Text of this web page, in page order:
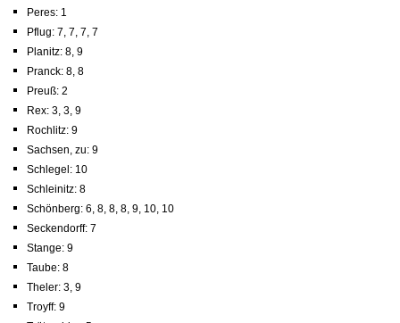
Peres: 1
Pflug: 7, 7, 7, 7
Planitz: 8, 9
Pranck: 8, 8
Preuß: 2
Rex: 3, 3, 9
Rochlitz: 9
Sachsen, zu: 9
Schlegel: 10
Schleinitz: 8
Schönberg: 6, 8, 8, 8, 9, 10, 10
Seckendorff: 7
Stange: 9
Taube: 8
Theler: 3, 9
Troyff: 9